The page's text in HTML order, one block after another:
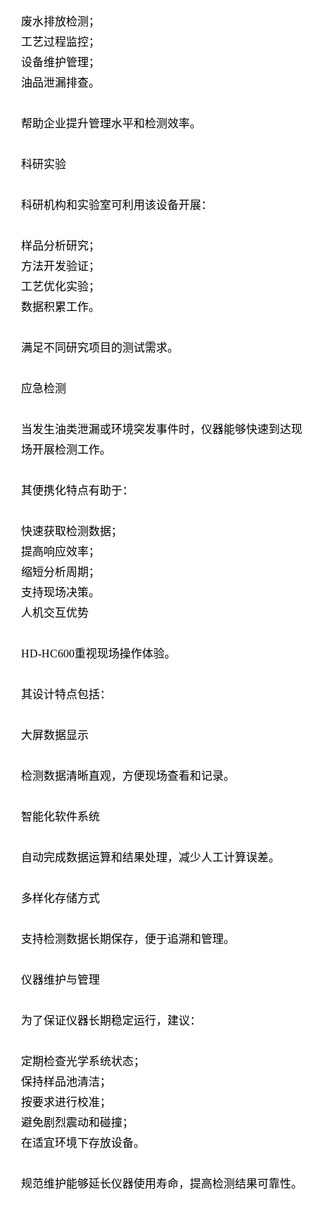
废水排放检测；
工艺过程监控；
设备维护管理；
油品泄漏排查。
帮助企业提升管理水平和检测效率。
科研实验
科研机构和实验室可利用该设备开展：
样品分析研究；
方法开发验证；
工艺优化实验；
数据积累工作。
满足不同研究项目的测试需求。
应急检测
当发生油类泄漏或环境突发事件时，仪器能够快速到达现
场开展检测工作。
其便携化特点有助于：
快速获取检测数据；
提高响应效率；
缩短分析周期；
支持现场决策。
人机交互优势
HD-HC600重视现场操作体验。
其设计特点包括：
大屏数据显示
检测数据清晰直观，方便现场查看和记录。
智能化软件系统
自动完成数据运算和结果处理，减少人工计算误差。
多样化存储方式
支持检测数据长期保存，便于追溯和管理。
仪器维护与管理
为了保证仪器长期稳定运行，建议：
定期检查光学系统状态；
保持样品池清洁；
按要求进行校准；
避免剧烈震动和碰撞；
在适宜环境下存放设备。
规范维护能够延长仪器使用寿命，提高检测结果可靠性。